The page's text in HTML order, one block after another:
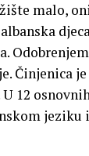
malo,
Činjenica
12